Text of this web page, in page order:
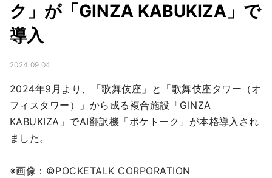
ク」が「GINZA KABUKIZA」で
導入
2024.09.04
2024年9月より、「歌舞伎座」と「歌舞伎座タワー（オ
フィスタワー）」から成る複合施設「GINZA
KABUKIZA」でAI翻訳機「ポケトーク」が本格導入され
ました。
※画像：©POCKETALK CORPORATION